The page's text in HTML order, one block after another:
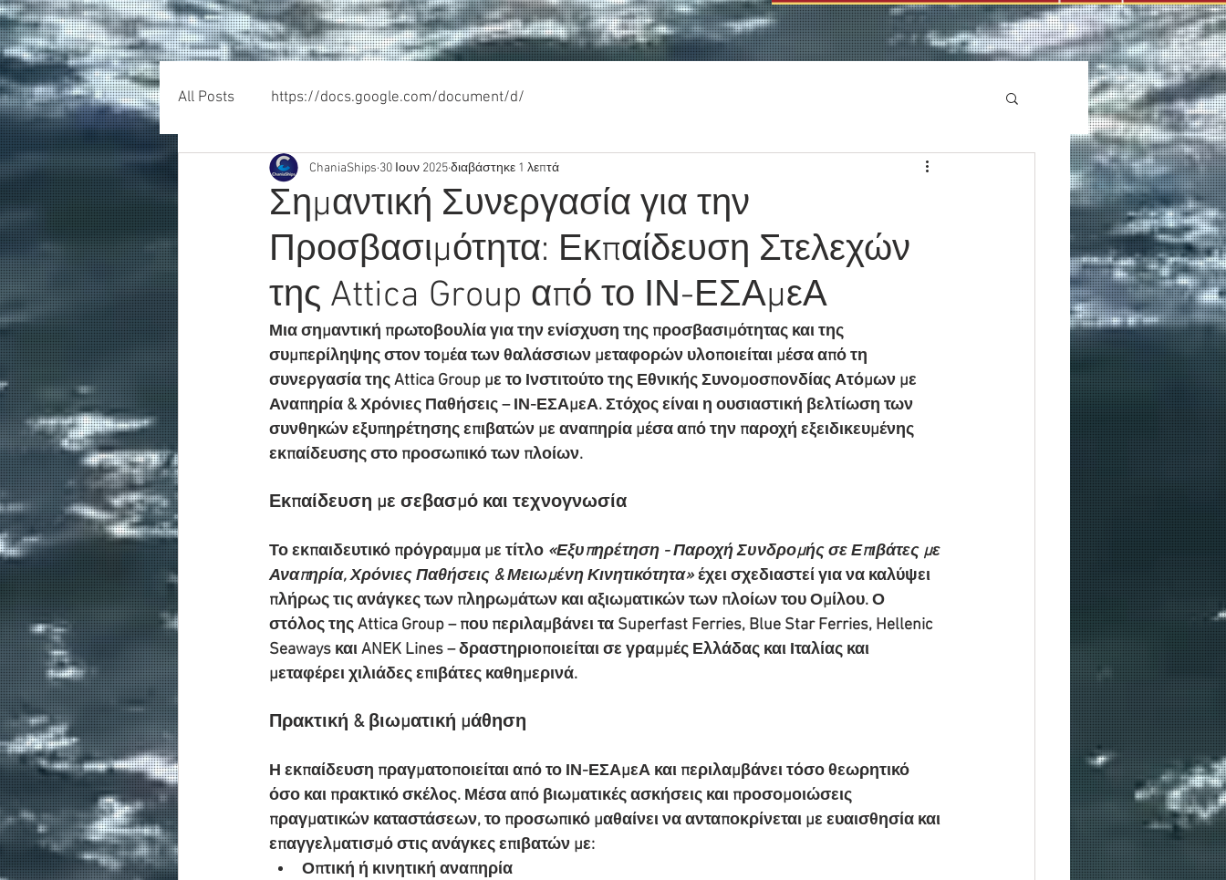
All Posts https://docs.google.com/document/d/
Σημαντική Συνεργασία για την
Προσβασιμότητα: Εκπαίδευση Στελεχών
της Attica Group από το ΙΝ-ΕΣΑμεΑ
ChaniaShips 30 Ιουν 2025διαβάστηκε 1 λεπτά
Μια σημαντική πρωτοβουλία για την ενίσχυση της προσβασιμότητας και της
συμπερίληψης στον τομέα των θαλάσσιων μεταφορών υλοποιείται μέσα από τη
συνεργασία της Attica Group με το Ινστιτούτο της Εθνικής Συνομοσπονδίας Ατόμων με
Αναπηρία & Χρόνιες Παθήσεις – ΙΝ-ΕΣΑμεΑ. Στόχος είναι η ουσιαστική βελτίωση των
συνθηκών εξυπηρέτησης επιβατών με αναπηρία μέσα από την παροχή εξειδικευμένης
εκπαίδευσης στο προσωπικό των πλοίων.
Εκπαίδευση με σεβασμό και τεχνογνωσία
Το εκπαιδευτικό πρόγραμμα με τίτλο «Εξυπηρέτηση - Παροχή Συνδρομής σε Επιβάτες με
Αναπηρία, Χρόνιες Παθήσεις & Μειωμένη Κινητικότητα» έχει σχεδιαστεί για να καλύψει
πλήρως τις ανάγκες των πληρωμάτων και αξιωματικών των πλοίων του Ομίλου. Ο
στόλος της Attica Group – που περιλαμβάνει τα Superfast Ferries, Blue Star Ferries, Hellenic
Seaways και ANEK Lines – δραστηριοποιείται σε γραμμές Ελλάδας και Ιταλίας και
μεταφέρει χιλιάδες επιβάτες καθημερινά.
Πρακτική & βιωματική μάθηση
Η εκπαίδευση πραγματοποιείται από το ΙΝ-ΕΣΑμεΑ και περιλαμβάνει τόσο θεωρητικό
όσο και πρακτικό σκέλος. Μέσα από βιωματικές ασκήσεις και προσομοιώσεις
πραγματικών καταστάσεων, το προσωπικό μαθαίνει να ανταποκρίνεται με ευαισθησία και
επαγγελματισμό στις ανάγκες επιβατών με:
Οπτική ή κινητική αναπηρία